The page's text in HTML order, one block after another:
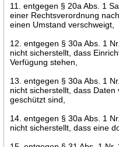
11. entgegen § 20a Abs. 1
einer Rechtsverordnung
einen Umstand verschweigt,
12. entgegen § 30a Abs. 1
nicht sicherstellt, dass
Verfügung stehen,
13. entgegen § 30a Abs. 1
nicht sicherstellt, dass
geschützt sind,
14. entgegen § 30a Abs. 1
nicht sicherstellt, dass eine